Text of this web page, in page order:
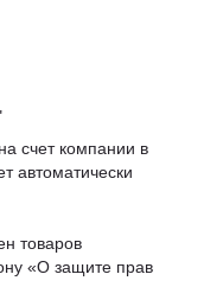
счет компании в
автоматически
товаров
«О защите прав